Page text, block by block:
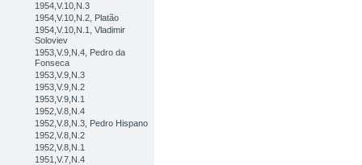
1954,V.10,N.3
1954,V.10,N.2, Platão
1954,V.10,N.1, Vladimir
Soloviev
1953,V.9,N.4, Pedro da
Fonseca
1953,V.9,N.3
1953,V.9,N.2
1953,V.9,N.1
1952,V.8,N.4
1952,V.8,N.3, Pedro Hispano
1952,V.8,N.2
1952,V.8,N.1
1951,V.7,N.4